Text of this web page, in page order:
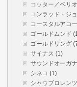
コッター／ベリ
コンラッド・ジ
コースタルアコ
ゴールドムンド
ゴールドリング
サイナス (1)
サウンドオーガ
シネコ (1)
シャウブロレンツ